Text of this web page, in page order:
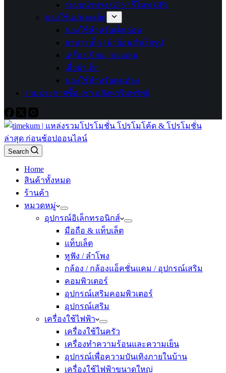
ระบบนำทาง GPS / รีโมท GPS
ของใช้แม่และเด็ก
ของใช้สำหรับเด็กอ่อน
อาหารเด็ก / ผ้าอ้อมสำเร็จรูป
เครื่องเขียน / ของเล่น
เสื้อผ้าเด็ก
ของใช้สำหรับคนท้อง
รวมประกาศซื้อ-เช่า อสังหาริมทรัพย์
Search
Home
สินค้าทั้งหมด
ร้านค้า
หมวดหมู่
อุปกรณ์อิเล็กทรอนิกส์
มือถือ & แท็บเล็ต
แท็บเล็ต
หูฟัง / ลำโพง
กล้อง / กล้องแอ็คชั่นแคม / อุปกรณ์เสริม
คอมพิวเตอร์
อุปกรณ์เสริมคอมพิวเตอร์
อุปกรณ์เสริม
เครื่องใช้ไฟฟ้า
เครื่องใช้ในครัว
เครื่องทำความร้อนและความเย็น
อุปกรณ์เพื่อความบันเทิงภายในบ้าน
เครื่องใช้ไฟฟ้าขนาดใหญ่